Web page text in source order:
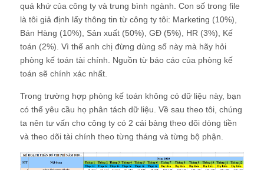
quá khứ của công ty và trung bình ngành. Con số trong file
là tôi giả định lấy thông tin từ công ty tôi: Marketing (10%),
Bán Hàng (10%), Sản xuất (50%), GĐ (5%), HR (3%), Kế
toán (2%). Vì thế anh chị đừng dùng số này mà hãy hỏi
phòng kế toán tài chính. Nguồn từ báo cáo của phòng kế
toán sẽ chính xác nhất.
Trong trường hợp phòng kế toán không có dữ liệu này, bạn
có thể yêu cầu họ phân tách dữ liệu. Về sau theo tôi, chúng
ta nên tư vấn cho công ty có 2 cái bảng theo dõi dòng tiền
và theo dõi tài chính theo từng tháng và từng bộ phận.